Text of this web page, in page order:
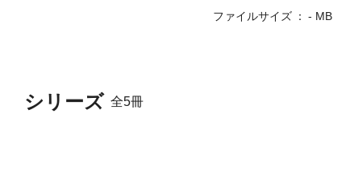
シリーズ 全5冊
ファイルサイズ
- MB